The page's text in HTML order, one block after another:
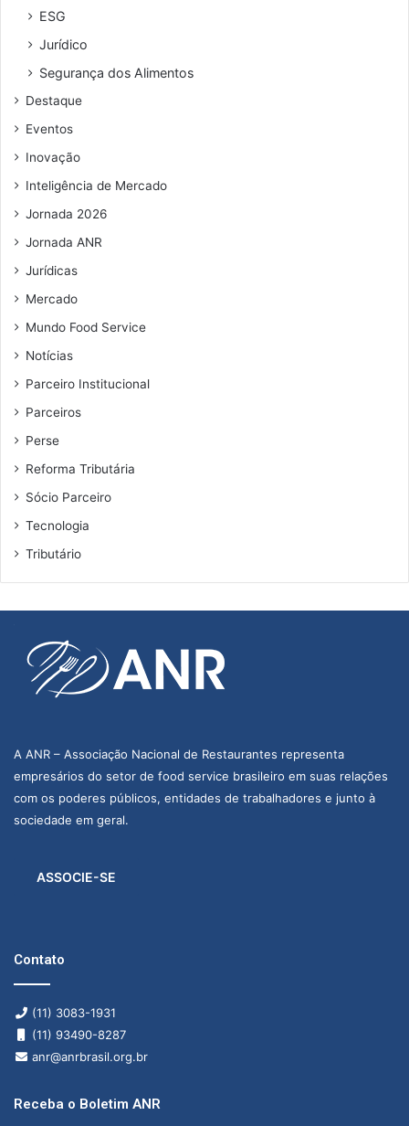
e
e
a
i
ESG
Jurídico
Segurança dos Alimentos
Destaque
Eventos
Inovação
Inteligência de Mercado
Jornada 2026
Jornada ANR
Jurídicas
Mercado
Mundo Food Service
Notícias
Parceiro Institucional
Parceiros
Perse
Reforma Tributária
Sócio Parceiro
Tecnologia
Tributário
A ANR – Associação Nacional de Restaurantes representa
empresários do setor de food service brasileiro em suas relações
com os poderes públicos, entidades de trabalhadores e junto à
sociedade em geral.
ASSOCIE-SE
Contato
(11) 3083-1931
(11) 93490-8287
anr@anrbrasil.org.br
Receba o Boletim ANR